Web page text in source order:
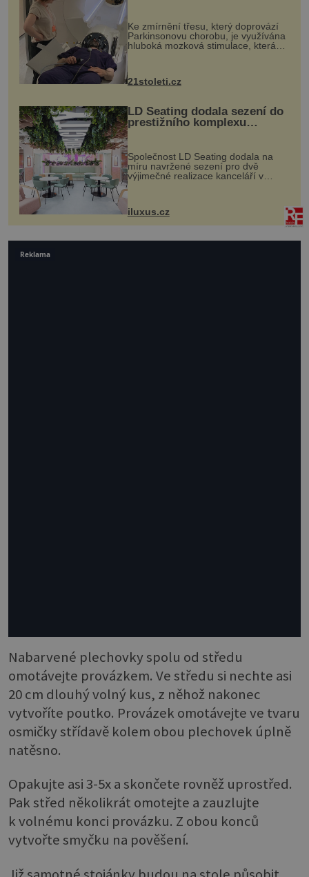
Ke zmírnění třesu, který doprovází
Parkinsonovu chorobu, je využívána
hluboká mozková stimulace, která
však vyžaduje vysoce invazivní
k dostatečně přesnému zacílení ...
21stoleti.cz
LD Seating dodala sezení do
prestižního komplexu
MediaCityUK v Salfordu
Společnost LD Seating dodala na
míru navržené sezení pro dvě
výjimečné realizace kanceláří v
areálu MediaCityUK v anglickém
budov Media...
iluxus.cz
Nabarvené plechovky spolu od středu
omotávejte provázkem. Ve středu si nechte asi
20 cm dlouhý volný kus, z něhož nakonec
vytvoříte poutko. Provázek omotávejte ve tvaru
osmičky střídavě kolem obou plechovek úplně
natěsno.
Opakujte asi 3-5x a skončete rovněž uprostřed.
Pak střed několikrát omotejte a zauzlujte
k volnému konci provázku. Z obou konců
vytvořte smyčku na pověšení.
Reklama